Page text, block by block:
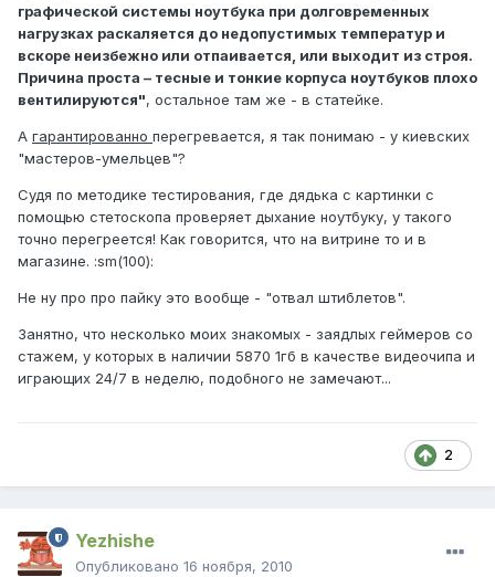
графической системы ноутбука при долговременных
нагрузках раскаляется до недопустимых температур и
вскоре неизбежно или отпаивается, или выходит из строя.
Причина проста – тесные и тонкие корпуса ноутбуков плохо
вентилируются", остальное там же - в статейке.
А гарантированно перегревается, я так понимаю - у киевских
"мастеров-умельцев"?
Судя по методике тестирования, где дядька с картинки с
помощью стетоскопа проверяет дыхание ноутбуку, у такого
точно перегреется! Как говорится, что на витрине то и в
магазине. :sm(100):
Не ну про про пайку это вообще - "отвал штиблетов".
Занятно, что несколько моих знакомых - заядлых геймеров со
стажем, у которых в наличии 5870 1гб в качестве видеочипа и
играющих 24/7 в неделю, подобного не замечают...
2
Yezhishe
Опубликовано 16 ноября, 2010